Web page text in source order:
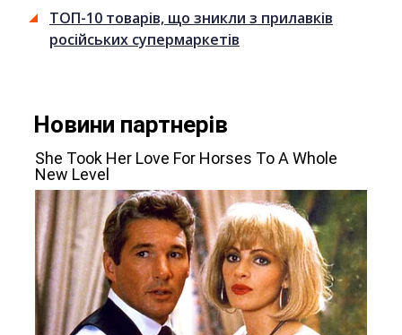
ТОП-10 товарів, що зникли з прилавків
російських супермаркетів